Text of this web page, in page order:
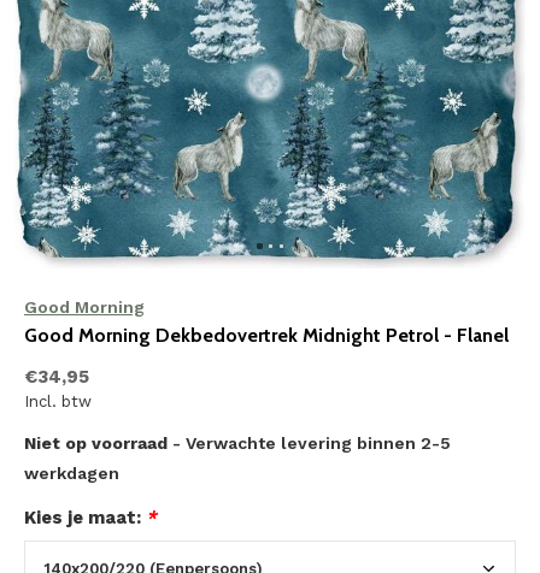
Good Morning
Good Morning Dekbedovertrek Midnight Petrol - Flanel
€34,95
Incl. btw
Niet op voorraad - Verwachte levering binnen 2-5
werkdagen
Kies je maat: *